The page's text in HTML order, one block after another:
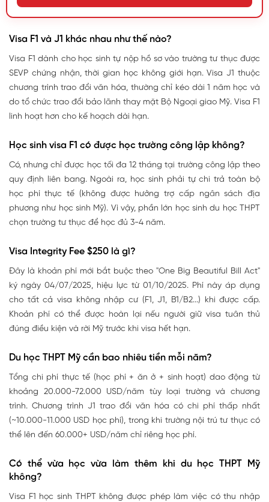
Visa F1 và J1 khác nhau như thế nào?
Visa F1 dành cho học sinh tự nộp hồ sơ vào trường tư thục được
SEVP chứng nhận, thời gian học không giới hạn. Visa J1 thuộc
chương trình trao đổi văn hóa, thường chỉ kéo dài 1 năm học và
do tổ chức trao đổi bảo lãnh thay mặt Bộ Ngoại giao Mỹ. Visa F1
linh hoạt hơn cho kế hoạch dài hạn.
Học sinh visa F1 có được học trường công lập không?
Có, nhưng chỉ được học tối đa 12 tháng tại trường công lập theo
quy định liên bang. Ngoài ra, học sinh phải tự chi trả toàn bộ
học phí thực tế (không được hưởng trợ cấp ngân sách địa
phương như học sinh Mỹ). Vì vậy, phần lớn học sinh du học THPT
chọn trường tư thục để học đủ 3-4 năm.
Visa Integrity Fee $250 là gì?
Đây là khoản phí mới bắt buộc theo "One Big Beautiful Bill Act"
ký ngày 04/07/2025, hiệu lực từ 01/10/2025. Phí này áp dụng
cho tất cả visa không nhập cư (F1, J1, B1/B2...) khi được cấp.
Khoản phí có thể được hoàn lại nếu người giữ visa tuân thủ
đúng điều kiện và rời Mỹ trước khi visa hết hạn.
Du học THPT Mỹ cần bao nhiêu tiền mỗi năm?
Tổng chi phí thực tế (học phí + ăn ở + sinh hoạt) dao động từ
khoảng 20.000-72.000 USD/năm tùy loại trường và chương
trình. Chương trình J1 trao đổi văn hóa có chi phí thấp nhất
(~10.000-11.000 USD học phí), trong khi trường nội trú tư thục có
thể lên đến 60.000+ USD/năm chỉ riêng học phí.
Có thể vừa học vừa làm thêm khi du học THPT Mỹ
không?
Visa F1 học sinh THPT không được phép làm việc có thu nhập